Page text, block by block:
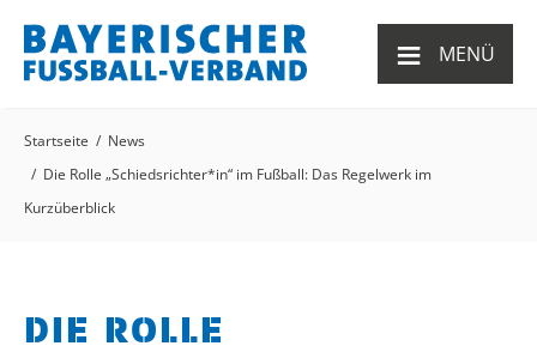
≡ MENÜ
Startseite
News
Die Rolle „Schiedsrichter*in“ im Fußball: Das Regelwerk im
Kurzüberblick
DIE ROLLE